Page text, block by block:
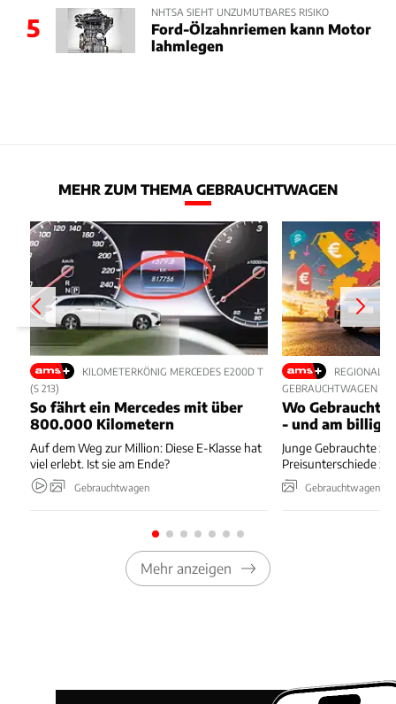
5
NHTSA SIEHT UNZUMUTBARES RISIKO
Ford-Ölzahnriemen kann Motor
lahmlegen
MEHR ZUM THEMA GEBRAUCHTWAGEN
KILOMETERKÖNIG MERCEDES E200D T
(S 213)
So fährt ein Mercedes mit über
800.000 Kilometern
Auf dem Weg zur Million: Diese E-Klasse hat
viel erlebt. Ist sie am Ende?
Gebrauchtwagen
REGIONALE
GEBRAUCHTWAGEN
Wo Gebrauchte
- und am
Junge Gebrauchte
Preisunterschiede
Gebrauchtwagen
Mehr anzeigen